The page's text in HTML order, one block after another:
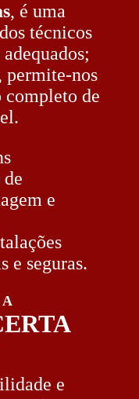
, é uma
técnicos
permite-nos
completo de
e
e seguras.
A
e